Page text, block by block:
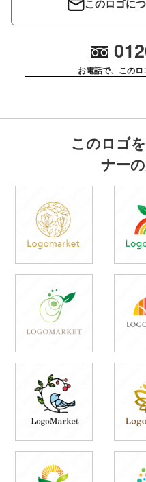
このロゴに
お電話で、この
このロゴ
ナー